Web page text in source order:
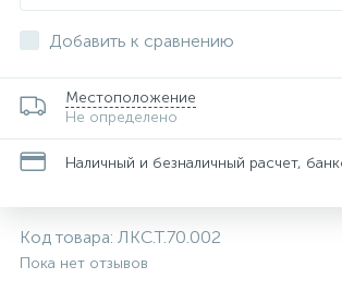
Добавить к сравнению
Местоположение
Не определено
Наличный и безналичный расчет,
Код товара: ЛКС.Т.70.002
Пока нет отзывов